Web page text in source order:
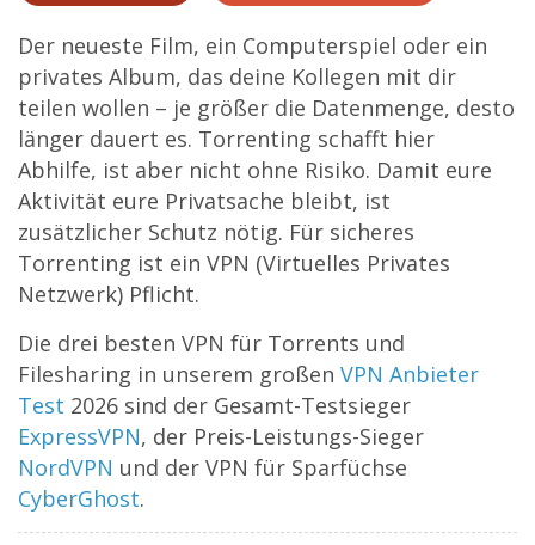
Der neueste Film, ein Computerspiel oder ein
privates Album, das deine Kollegen mit dir
teilen wollen – je größer die Datenmenge, desto
länger dauert es. Torrenting schafft hier
Abhilfe, ist aber nicht ohne Risiko. Damit eure
Aktivität eure Privatsache bleibt, ist
zusätzlicher Schutz nötig. Für sicheres
Torrenting ist ein VPN (Virtuelles Privates
Netzwerk) Pflicht.
Die drei besten VPN für Torrents und
Filesharing in unserem großen VPN Anbieter
Test 2026 sind der Gesamt-Testsieger
ExpressVPN, der Preis-Leistungs-Sieger
NordVPN und der VPN für Sparfüchse
CyberGhost.